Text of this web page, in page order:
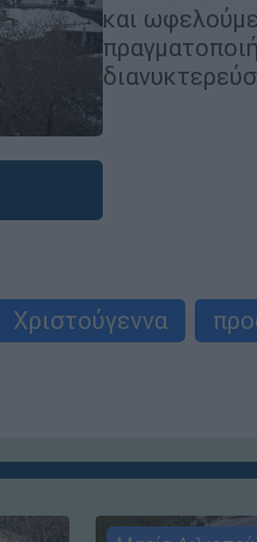
και
Χριστούγεννα